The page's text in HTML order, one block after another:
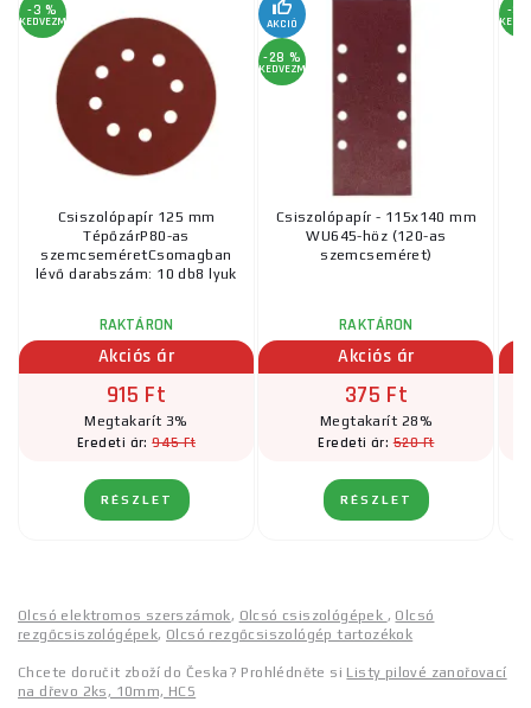
-3 %
KEDVEZMÉNY
Csiszolópapír 125 mm
TépőzárP80-as
szemcseméretCsomagban
lévő darabszám: 10 db8 lyuk
RAKTÁRON
Akciós ár
915 Ft
Megtakarít 3%
Eredeti ár:945 Ft
RÉSZLET
AKCIÓ
-28 %
KEDVEZMÉNY
Csiszolópapír - 115x140 mm
WU645-höz (120-as
szemcseméret)
RAKTÁRON
Akciós ár
375 Ft
Megtakarít 28%
Eredeti ár:520 Ft
RÉSZLET
-3
Olcsó elektromos szerszámok, Olcsó csiszológépek , Olcsó
rezgőcsiszológépek, Olcsó rezgőcsiszológép tartozékok
Chcete doručit zboží do Česka? Prohlédněte si Listy pilové zanořovací
na dřevo 2ks, 10mm, HCS